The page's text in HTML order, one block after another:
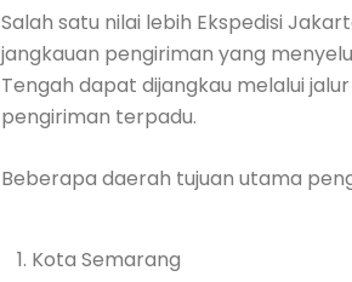
Salah satu nilai lebih Ekspedisi
jangkauan pengiriman yang
Tengah dapat dijangkau melalui
pengiriman terpadu.
Beberapa daerah tujuan utama
Kota Semarang